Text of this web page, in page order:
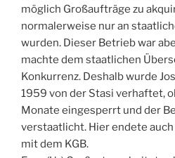
möglich Großaufträge zu
normalerweise nur an
wurden. Dieser Betrieb war
machte dem staatlichen
Konkurrenz. Deshalb wurde
1959 von der Stasi verhaftet,
Monate eingesperrt und der
verstaatlicht. Hier endete
mit dem KGB.